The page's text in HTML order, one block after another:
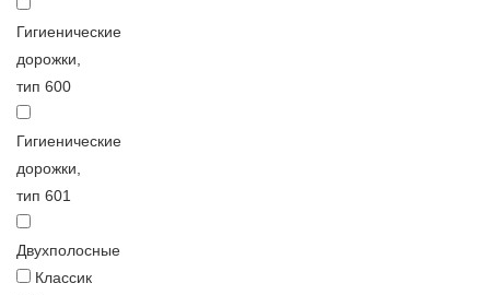
Гигиенические
дорожки,
тип 600
Гигиенические
дорожки,
тип 601
Двухполосные
Классик